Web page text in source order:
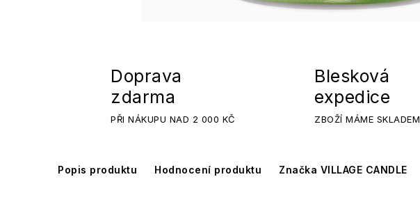
Doprava
zdarma
PŘI NÁKUPU NAD 2 000 KČ
Blesková
expedice
ZBOŽÍ MÁME SKLADEM
Popis produktu Hodnocení produktu Značka VILLAGE CANDLE